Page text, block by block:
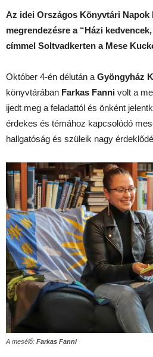
Az idei Országos Könyvtári Napok
megrendezésre a “Házi
címmel Soltvadkerten a Mese
Október 4-én délután a Gyöngyház
könyvtárában Farkas Fanni volt a
ijedt meg a feladattól és önként
érdekes és témához kapcsolódó
hallgatóság és szüleik nagy
A mesélő: Farkas Fanni